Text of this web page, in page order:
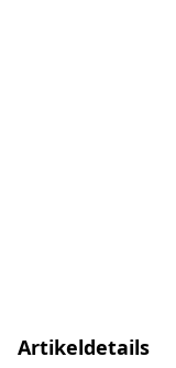
Artikeldetails